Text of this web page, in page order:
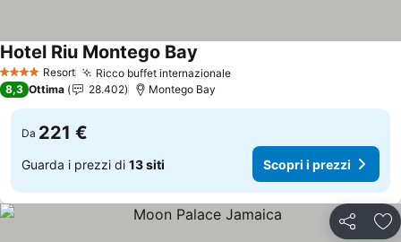
4 Stelle Resort Ricco buffet internazionaleScopri i prezzi
Hotel Riu Montego Bay
8,3 Ottima 28.402 Montego Bay
Da 221 €
Guarda i prezzi di 13 siti Scopri i prezzi
Condividi